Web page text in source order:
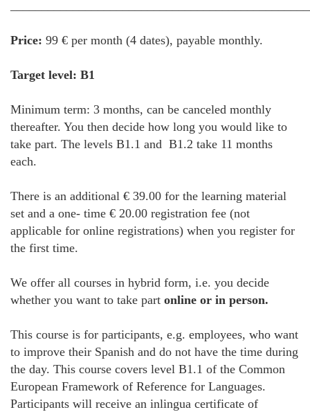
Price: 99 € per month (4 dates), payable monthly.
Target level: B1
Minimum term: 3 months, can be canceled monthly
thereafter. You then decide how long you would like to
take part. The levels B1.1 and B1.2 take 11 months
each.
There is an additional € 39.00 for the learning material
set and a one- time € 20.00 registration fee (not
applicable for online registrations) when you register for
the first time.
We offer all courses in hybrid form, i.e. you decide
whether you want to take part online or in person.
This course is for participants, e.g. employees, who want
to improve their Spanish and do not have the time during
the day. This course covers level B1.1 of the Common
European Framework of Reference for Languages.
Participants will receive an inlingua certificate of